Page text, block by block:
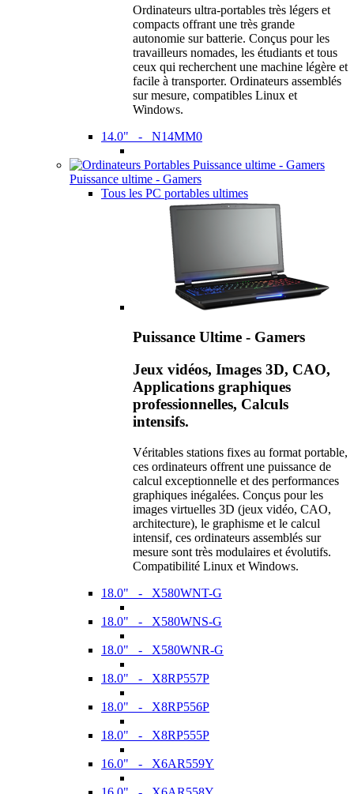
Ordinateurs ultra-portables très légers et
compacts offrant une très grande
autonomie sur batterie. Conçus pour les
travailleurs nomades, les étudiants et tous
ceux qui recherchent une machine légère et
facile à transporter. Ordinateurs assemblés
sur mesure, compatibles Linux et
Windows.
14.0" - N14MM0
Puissance ultime - Gamers
Tous les PC portables ultimes
Puissance Ultime - Gamers
Jeux vidéos, Images 3D, CAO,
Applications graphiques
professionnelles, Calculs
intensifs.
Véritables stations fixes au format portable,
ces ordinateurs offrent une puissance de
calcul exceptionnelle et des performances
graphiques inégalées. Conçus pour les
images virtuelles 3D (jeux vidéo, CAO,
architecture), le graphisme et le calcul
intensif, ces ordinateurs assemblés sur
mesure sont très modulaires et évolutifs.
Compatibilité Linux et Windows.
18.0" - X580WNT-G
18.0" - X580WNS-G
18.0" - X580WNR-G
18.0" - X8RP557P
18.0" - X8RP556P
18.0" - X8RP555P
16.0" - X6AR559Y